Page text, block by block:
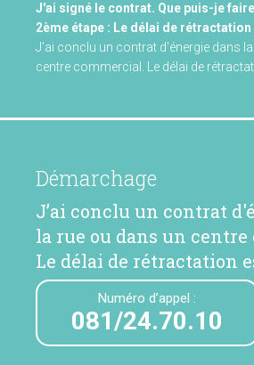
J'ai signé le contrat. Que puis-je
2ème étape : Le délai de
J’ai conclu un contrat d'énergie dans
centre commercial. Le délai de
Démarchage
J’ai conclu un contrat
la rue ou dans un
Le délai de rétractation
Numéro d’appel :
081/24.70.10